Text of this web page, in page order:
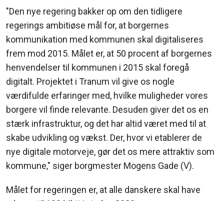
"Den nye regering bakker op om den tidligere
regerings ambitiøse mål for, at borgernes
kommunikation med kommunen skal digitaliseres
frem mod 2015. Målet er, at 50 procent af borgernes
henvendelser til kommunen i 2015 skal foregå
digitalt. Projektet i Tranum vil give os nogle
værdifulde erfaringer med, hvilke muligheder vores
borgere vil finde relevante. Desuden giver det os en
stærk infrastruktur, og det har altid været med til at
skabe udvikling og vækst. Der, hvor vi etablerer de
nye digitale motorveje, gør det os mere attraktiv som
kommune," siger borgmester Mogens Gade (V).
Målet for regeringen er, at alle danskere skal have